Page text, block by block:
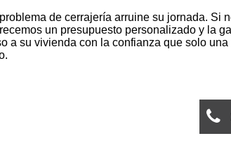
de cerrajería arruine su jornada. Si
un presupuesto personalizado y la
a su vivienda con la confianza que solo